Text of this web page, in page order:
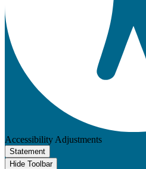
Accessibility Adjustments
Statement
Hide Toolbar